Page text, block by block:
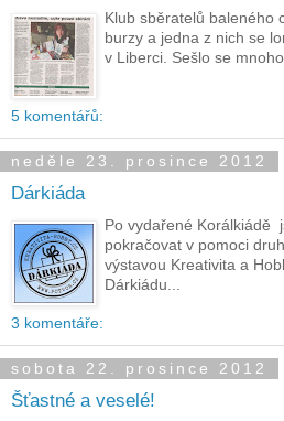
Klub sběratelů baleného
burzy a jedna z nich se
v Liberci. Sešlo se
5 komentářů:
neděle 23. prosince 2012
Dárkiáda
Po vydařené Korálkiádě
pokračovat v pomoci
výstavou Kreativita a
Dárkiádu...
3 komentáře:
sobota 22. prosince 2012
Šťastné a veselé!